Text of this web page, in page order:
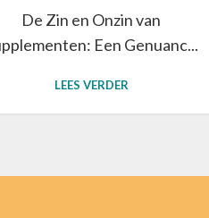
De Zin en Onzin van
Een Genuanc...
LEES VERDER